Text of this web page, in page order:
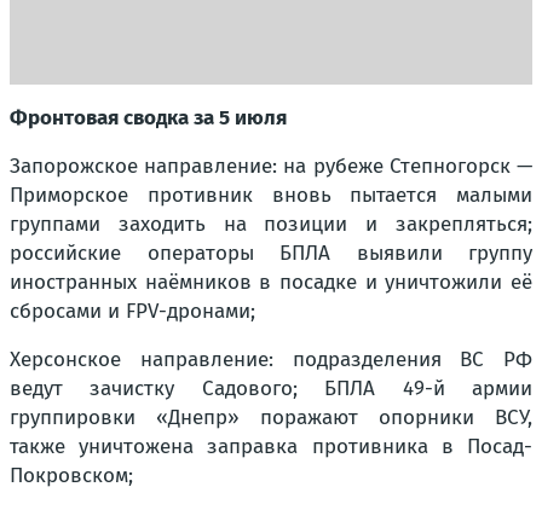
Фронтовая сводка за 5 июля
Запорожское направление: на рубеже Степногорск —
Приморское противник вновь пытается малыми
группами заходить на позиции и закрепляться;
российские операторы БПЛА выявили группу
иностранных наёмников в посадке и уничтожили её
сбросами и FPV-дронами;
Херсонское направление: подразделения ВС РФ
ведут зачистку Садового; БПЛА 49-й армии
группировки «Днепр» поражают опорники ВСУ,
также уничтожена заправка противника в Посад-
Покровском;